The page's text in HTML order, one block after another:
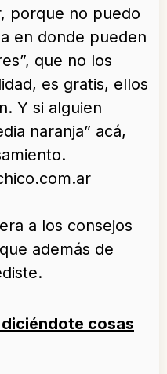
porque no puedo
en donde pueden
que no los
es gratis, ellos
Y si alguien
naranja” acá,
a los consejos
además de
cosas